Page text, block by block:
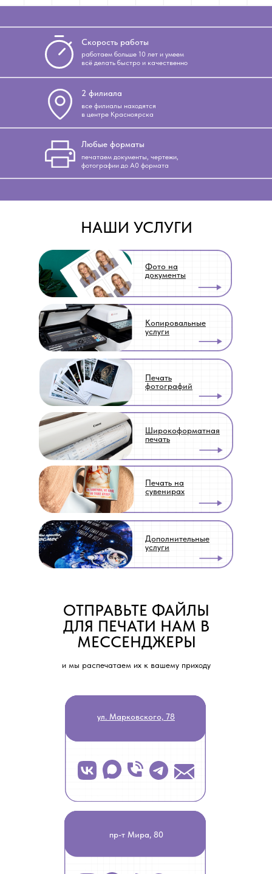
печатаем документы, чертежи,
фотографии до А0 формата
Любые форматы
все филиалы находятся
в центре Красноярска
2 филиала
работаем больше 10 лет и умеем
всё делать быстро и качественно
Скорость работы
НАШИ УСЛУГИ
Дополнительные
услуги
Печать на
сувенирах
Широкоформатная
печать
Печать
фотографий
Копировальные
услуги
Фото на
документы
ОТПРАВЬТЕ ФАЙЛЫ
ДЛЯ ПЕЧАТИ НАМ В
МЕССЕНДЖЕРЫ
и мы распечатаем их к вашему приходу
пр-т Мира, 80
ул. Марковского, 78